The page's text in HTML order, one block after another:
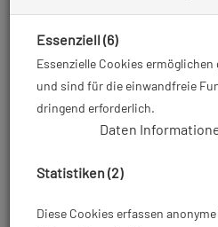
Essenziell (6)
Essenzielle Cookies
und sind für die einwandfreie
dringend erforderlich.
Daten
Statistiken (2)
Diese Cookies erfassen